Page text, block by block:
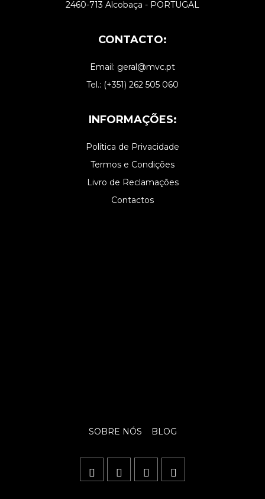
2460-713 Alcobaça - PORTUGAL
CONTACTO:
Email: geral@mvc.pt
Tel.: (+351) 262 505 060
INFORMAÇÕES:
Política de Privacidade
Termos e Condições
Livro de Reclamações
Contactos
SOBRE NÓS BLOG